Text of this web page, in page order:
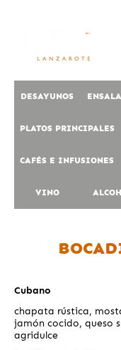
DESAYUNOS
PLATOS PRINCIPALES
CAFÉS E INFUSIONES
VINO
Cubano
chapata rústica,
jamón cocido, queso
agridulce